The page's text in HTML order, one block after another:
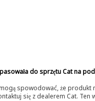
do sprzętu Cat na
spowodować, że produkt
się z dealerem Cat.